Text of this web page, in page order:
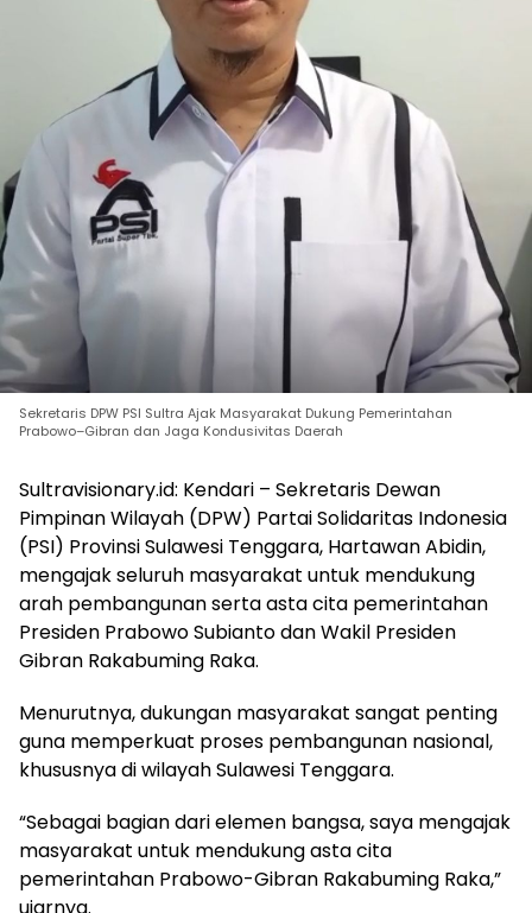
Sekretaris DPW PSI Sultra Ajak Masyarakat Dukung Pemerintahan
Prabowo–Gibran dan Jaga Kondusivitas Daerah
Sultravisionary.id: Kendari – Sekretaris Dewan
Pimpinan Wilayah (DPW) Partai Solidaritas Indonesia
(PSI) Provinsi Sulawesi Tenggara, Hartawan Abidin,
mengajak seluruh masyarakat untuk mendukung
arah pembangunan serta asta cita pemerintahan
Presiden Prabowo Subianto dan Wakil Presiden
Gibran Rakabuming Raka.
Menurutnya, dukungan masyarakat sangat penting
guna memperkuat proses pembangunan nasional,
khususnya di wilayah Sulawesi Tenggara.
“Sebagai bagian dari elemen bangsa, saya mengajak
masyarakat untuk mendukung asta cita
pemerintahan Prabowo-Gibran Rakabuming Raka,”